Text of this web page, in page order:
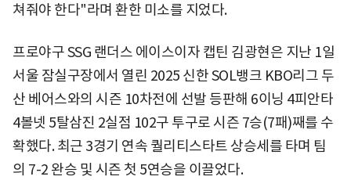
쳐줘야 한다"라며 환한 미소를 지었다.
프로야구 SSG 랜더스 에이스이자 캡틴 김광현은 지난 1일
서울 잠실구장에서 열린 2025 신한 SOL뱅크 KBO리그 두
산 베어스와의 시즌 10차전에 선발 등판해 6이닝 4피안타
4볼넷 5탈삼진 2실점 102구 투구로 시즌 7승(7패)째를 수
확했다. 최근 3경기 연속 퀄리티스타트 상승세를 타며 팀
의 7-2 완승 및 시즌 첫 5연승을 이끌었다.